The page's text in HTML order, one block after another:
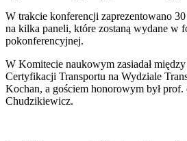
W trakcie konferencji zaprezentowano
na kilka paneli, które zostaną wydane w
pokonferencyjnej.
W Komitecie naukowym zasiadał
Certyfikacji Transportu na Wydziale
Kochan, a gościem honorowym był
Chudzikiewicz.